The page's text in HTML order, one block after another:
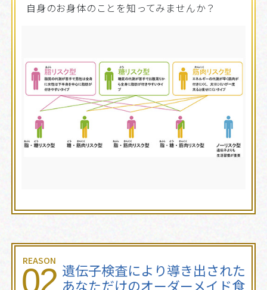
自身のお身体のことを知ってみませんか？
REASON
02 遺伝子検査により導き出された
あなただけのオーダーメイド食